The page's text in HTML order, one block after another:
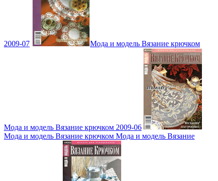
2009-07 Мода и модель Вязание крючком
Мода и модель Вязание крючком 2009-06
Мода и модель Вязание крючком Мода и модель Вязание